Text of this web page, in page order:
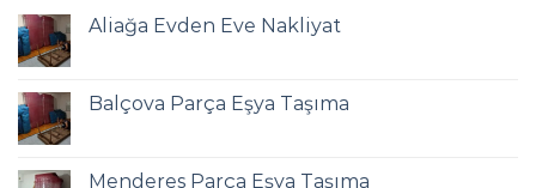
Aliağa Evden Eve Nakliyat
Balçova Parça Eşya Taşıma
Menderes Parça Eşya Taşıma